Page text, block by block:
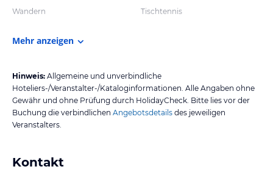
Wandern Tischtennis
Mehr anzeigen
Hinweis: Allgemeine und unverbindliche
Hoteliers-/Veranstalter-/Kataloginformationen. Alle Angaben ohne
Gewähr und ohne Prüfung durch HolidayCheck. Bitte lies vor der
Buchung die verbindlichen Angebotsdetails des jeweiligen
Veranstalters.
Kontakt